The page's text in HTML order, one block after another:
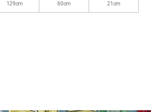
129cm 60cm 21cm